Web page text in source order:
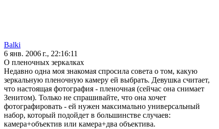
Balki
6 янв. 2006 г., 22:16:11
О пленочных зеркалках
Недавно одна моя знакомая спросила совета о том, какую
зеркальную пленочную камеру ей выбрать. Девушка считает,
что настоящая фотография - пленочная (сейчас она снимает
Зенитом). Только не спрашивайте, что она хочет
фотографировать - ей нужен максимально универсальный
набор, который подойдет в большинстве случаев:
камера+объектив или камера+два объектива.